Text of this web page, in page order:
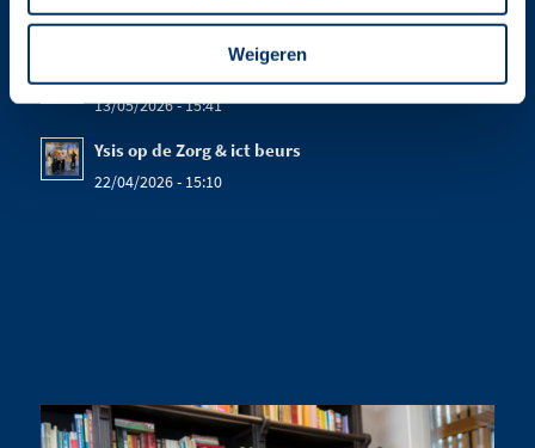
Weigeren
LAATSTE NIEUWS
13/05/2026 - 15:41
Ysis op de Zorg & ict beurs
22/04/2026 - 15:10